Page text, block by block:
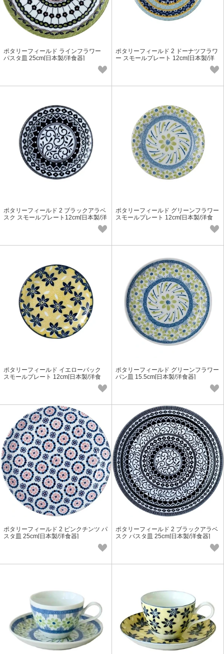
ポタリーフィールド ラインフラワー
パスタ皿 25cm[日本製/洋食器]
ポタリーフィールド 2 ドーナツフラワ
ー スモールプレート 12cm[日本製/洋
ポタリーフィールド 2 ブラックアラベ
スク スモールプレート12cm[日本製/洋
ポタリーフィールド グリーンフラワー
スモールプレート 12cm[日本製/洋食
ポタリーフィールド イエローバック
スモールプレート 12cm[日本製/洋食
ポタリーフィールド グリーンフラワー
パン皿 15.5cm[日本製/洋食器]
ポタリーフィールド 2 ピンクチンツ パ
スタ皿 25cm[日本製/洋食器]
ポタリーフィールド 2 ブラックアラベ
スク パスタ皿 25cm[日本製/洋食器]